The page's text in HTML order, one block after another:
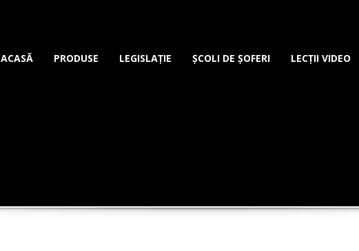
ACASĂ PRODUSE LEGISLAȚIE ȘCOLI DE ȘOFERI LECȚII VIDEO